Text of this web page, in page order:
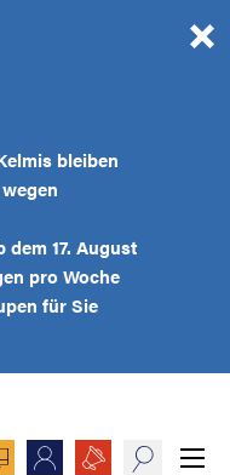
bleiben
17. August
pro Woche
für Sie